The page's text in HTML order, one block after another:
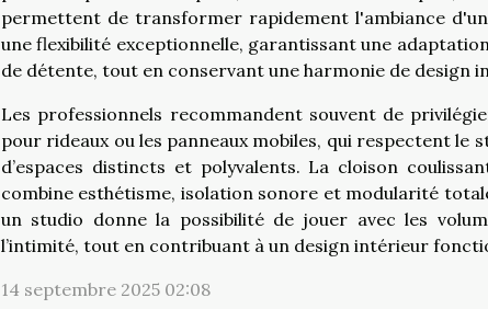
permettent de transformer rapidement l'ambiance
une flexibilité exceptionnelle, garantissant une
de détente, tout en conservant une harmonie de design
Les professionnels recommandent souvent de
pour rideaux ou les panneaux mobiles, qui respectent
d’espaces distincts et polyvalents. La cloison
combine esthétisme, isolation sonore et modularité
un studio donne la possibilité de jouer avec les
l’intimité, tout en contribuant à un design intérieur
14 septembre 2025 02:08